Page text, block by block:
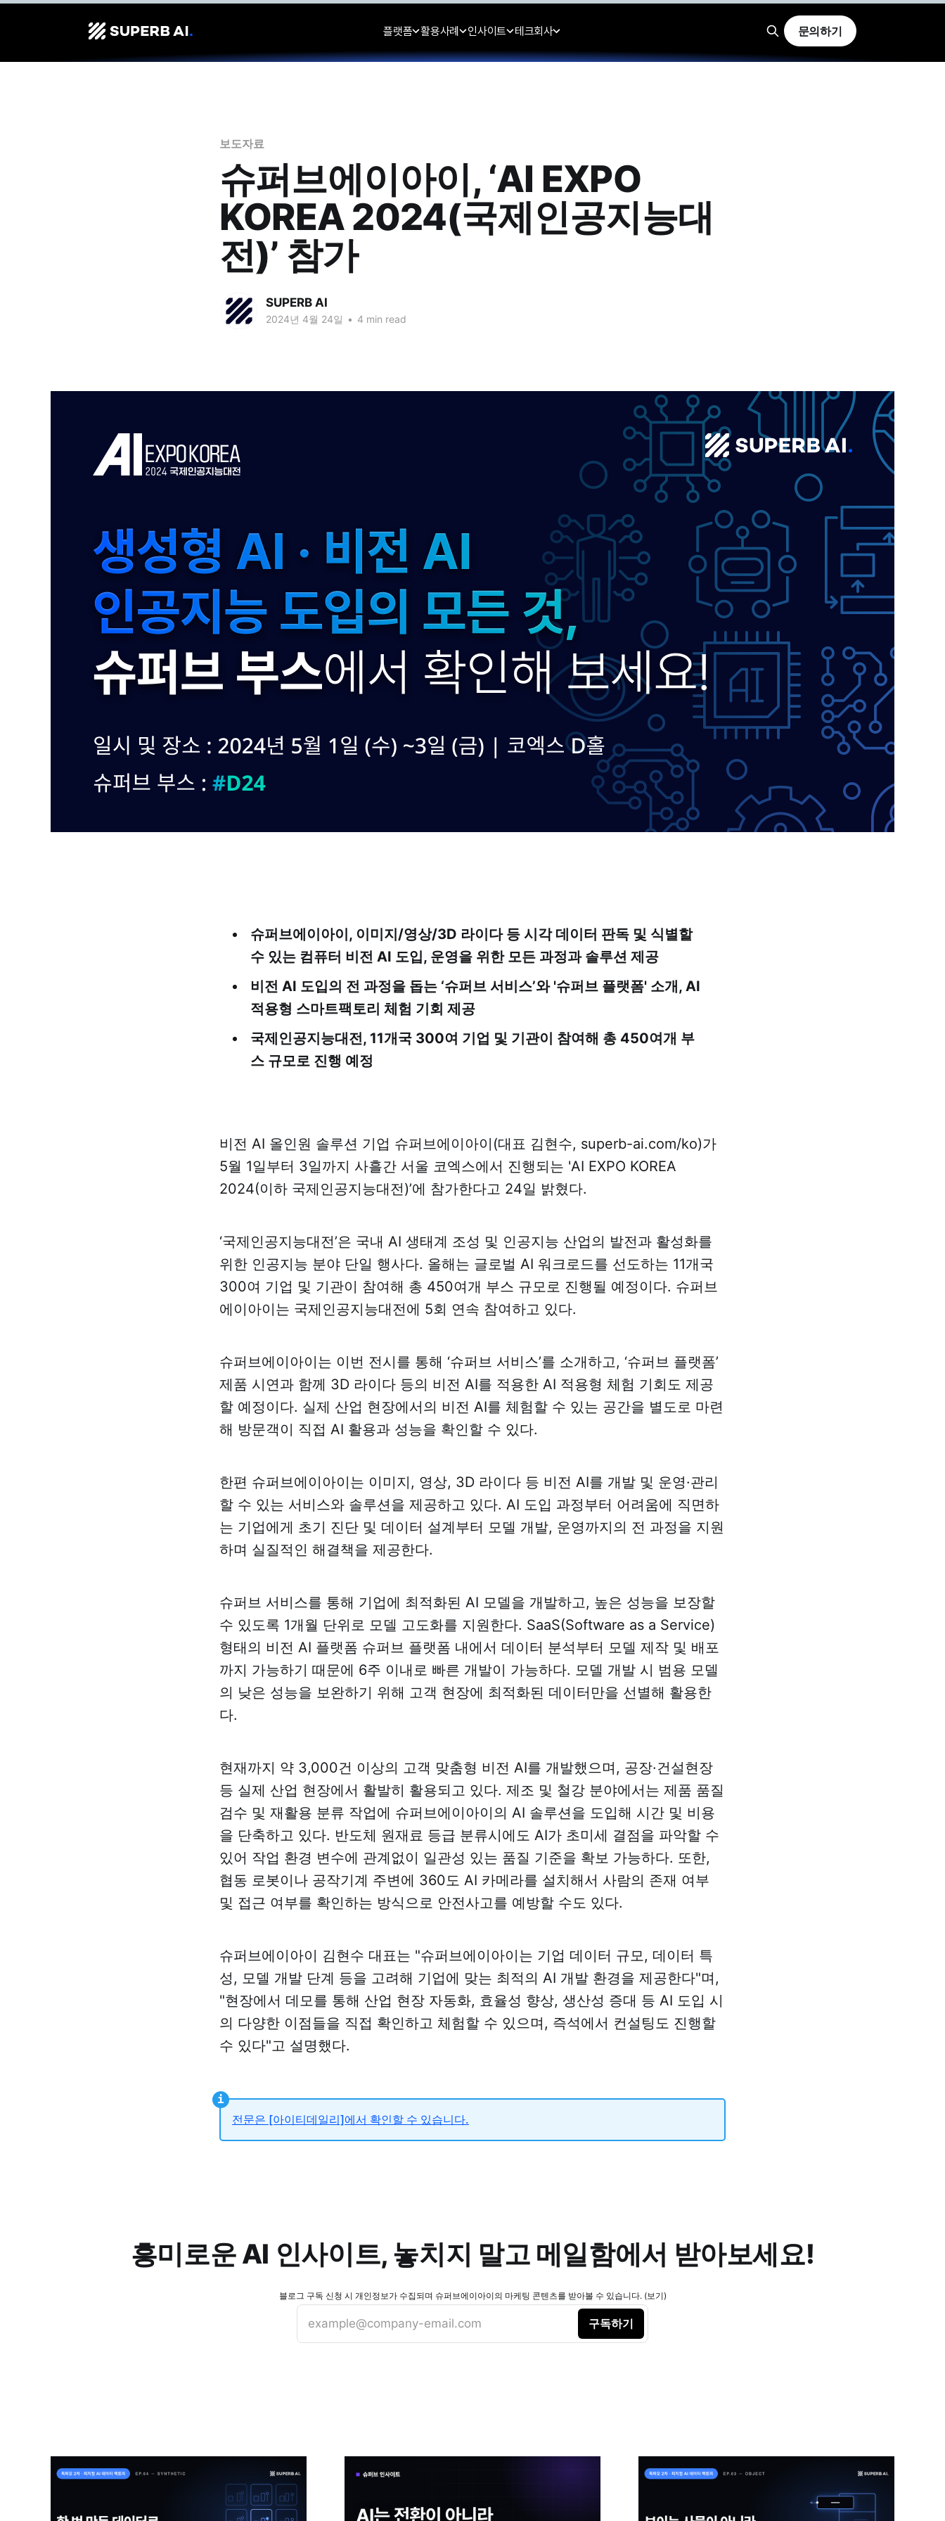
플랫폼 활용사례 인사이트 테크회사 문의하기
보도자료
슈퍼브에이아이, ‘AI EXPO
KOREA 2024(국제인공지능대
전)’ 참가
SUPERB AI
2024년 4월 24일 • 4 min read
슈퍼브에이아이, 이미지/영상/3D 라이다 등 시각 데이터 판독 및 식별할
수 있는 컴퓨터 비전 AI 도입, 운영을 위한 모든 과정과 솔루션 제공
비전 AI 도입의 전 과정을 돕는 ‘슈퍼브 서비스’와 '슈퍼브 플랫폼' 소개, AI
적용형 스마트팩토리 체험 기회 제공
국제인공지능대전, 11개국 300여 기업 및 기관이 참여해 총 450여개 부
스 규모로 진행 예정
비전 AI 올인원 솔루션 기업 슈퍼브에이아이(대표 김현수, superb-ai.com/ko)가
5월 1일부터 3일까지 사흘간 서울 코엑스에서 진행되는 'AI EXPO KOREA
2024(이하 국제인공지능대전)’에 참가한다고 24일 밝혔다.
‘국제인공지능대전’은 국내 AI 생태계 조성 및 인공지능 산업의 발전과 활성화를
위한 인공지능 분야 단일 행사다. 올해는 글로벌 AI 워크로드를 선도하는 11개국
300여 기업 및 기관이 참여해 총 450여개 부스 규모로 진행될 예정이다. 슈퍼브
에이아이는 국제인공지능대전에 5회 연속 참여하고 있다.
슈퍼브에이아이는 이번 전시를 통해 ‘슈퍼브 서비스’를 소개하고, ‘슈퍼브 플랫폼’
제품 시연과 함께 3D 라이다 등의 비전 AI를 적용한 AI 적용형 체험 기회도 제공
할 예정이다. 실제 산업 현장에서의 비전 AI를 체험할 수 있는 공간을 별도로 마련
해 방문객이 직접 AI 활용과 성능을 확인할 수 있다.
한편 슈퍼브에이아이는 이미지, 영상, 3D 라이다 등 비전 AI를 개발 및 운영·관리
할 수 있는 서비스와 솔루션을 제공하고 있다. AI 도입 과정부터 어려움에 직면하
는 기업에게 초기 진단 및 데이터 설계부터 모델 개발, 운영까지의 전 과정을 지원
하며 실질적인 해결책을 제공한다.
슈퍼브 서비스를 통해 기업에 최적화된 AI 모델을 개발하고, 높은 성능을 보장할
수 있도록 1개월 단위로 모델 고도화를 지원한다. SaaS(Software as a Service)
형태의 비전 AI 플랫폼 슈퍼브 플랫폼 내에서 데이터 분석부터 모델 제작 및 배포
까지 가능하기 때문에 6주 이내로 빠른 개발이 가능하다. 모델 개발 시 범용 모델
의 낮은 성능을 보완하기 위해 고객 현장에 최적화된 데이터만을 선별해 활용한
다.
현재까지 약 3,000건 이상의 고객 맞춤형 비전 AI를 개발했으며, 공장·건설현장
등 실제 산업 현장에서 활발히 활용되고 있다. 제조 및 철강 분야에서는 제품 품질
검수 및 재활용 분류 작업에 슈퍼브에이아이의 AI 솔루션을 도입해 시간 및 비용
을 단축하고 있다. 반도체 원재료 등급 분류시에도 AI가 초미세 결점을 파악할 수
있어 작업 환경 변수에 관계없이 일관성 있는 품질 기준을 확보 가능하다. 또한,
협동 로봇이나 공작기계 주변에 360도 AI 카메라를 설치해서 사람의 존재 여부
및 접근 여부를 확인하는 방식으로 안전사고를 예방할 수도 있다.
슈퍼브에이아이 김현수 대표는 "슈퍼브에이아이는 기업 데이터 규모, 데이터 특
성, 모델 개발 단계 등을 고려해 기업에 맞는 최적의 AI 개발 환경을 제공한다"며,
"현장에서 데모를 통해 산업 현장 자동화, 효율성 향상, 생산성 증대 등 AI 도입 시
의 다양한 이점들을 직접 확인하고 체험할 수 있으며, 즉석에서 컨설팅도 진행할
수 있다"고 설명했다.
전문은 [아이티데일리]에서 확인할 수 있습니다.
흥미로운 AI 인사이트, 놓치지 말고 메일함에서 받아보세요!
블로그 구독 신청 시 개인정보가 수집되며 슈퍼브에이아이의 마케팅 콘텐츠를 받아볼 수 있습니다. (보기)
example@company-email.com 구독하기